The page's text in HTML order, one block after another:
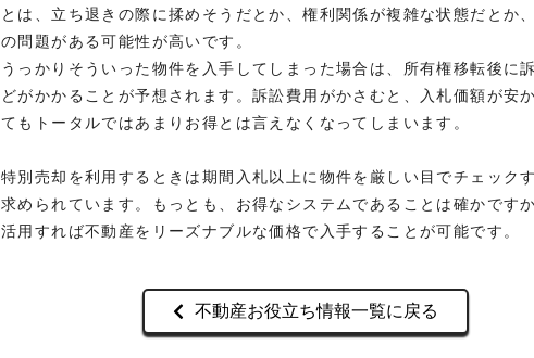
とは、立ち退きの際に揉めそうだとか、権利関係が複雑な状態だとか
の問題がある可能性が高いです。
うっかりそういった物件を入手してしまった場合は、所有権移転後に
どがかかることが予想されます。訴訟費用がかさむと、入札価額が安
てもトータルではあまりお得とは言えなくなってしまいます。
特別売却を利用するときは期間入札以上に物件を厳しい目でチェック
求められています。もっとも、お得なシステムであることは確かです
活用すれば不動産をリーズナブルな価格で入手することが可能です。
不動産お役立ち情報一覧に戻る